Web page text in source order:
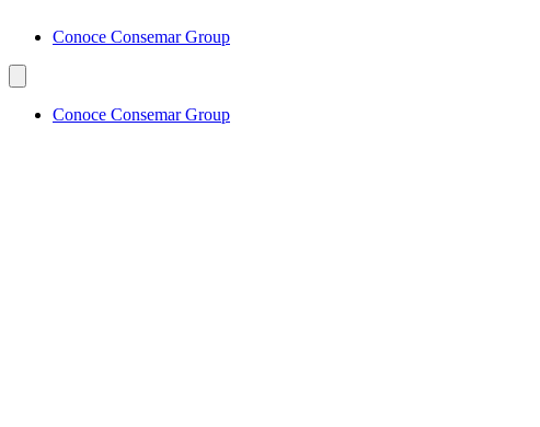
Conoce Consemar Group
Conoce Consemar Group